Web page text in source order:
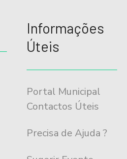
Informações
Úteis
Portal Municipal
Contactos Úteis
Precisa de Ajuda ?